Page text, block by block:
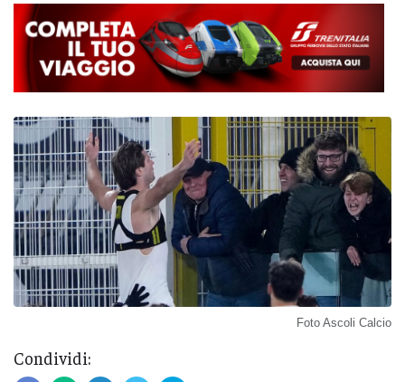
Foto Ascoli Calcio
Condividi: